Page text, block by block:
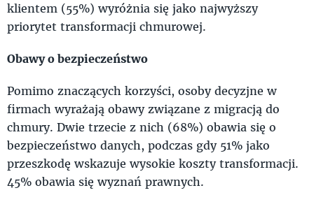
klientem (55%) wyróżnia się jako najwyższy
priorytet transformacji chmurowej.
Obawy o bezpieczeństwo
Pomimo znaczących korzyści, osoby decyzjne w
firmach wyrażają obawy związane z migracją do
chmury. Dwie trzecie z nich (68%) obawia się o
bezpieczeństwo danych, podczas gdy 51% jako
przeszkodę wskazuje wysokie koszty transformacji.
45% obawia się wyznań prawnych.